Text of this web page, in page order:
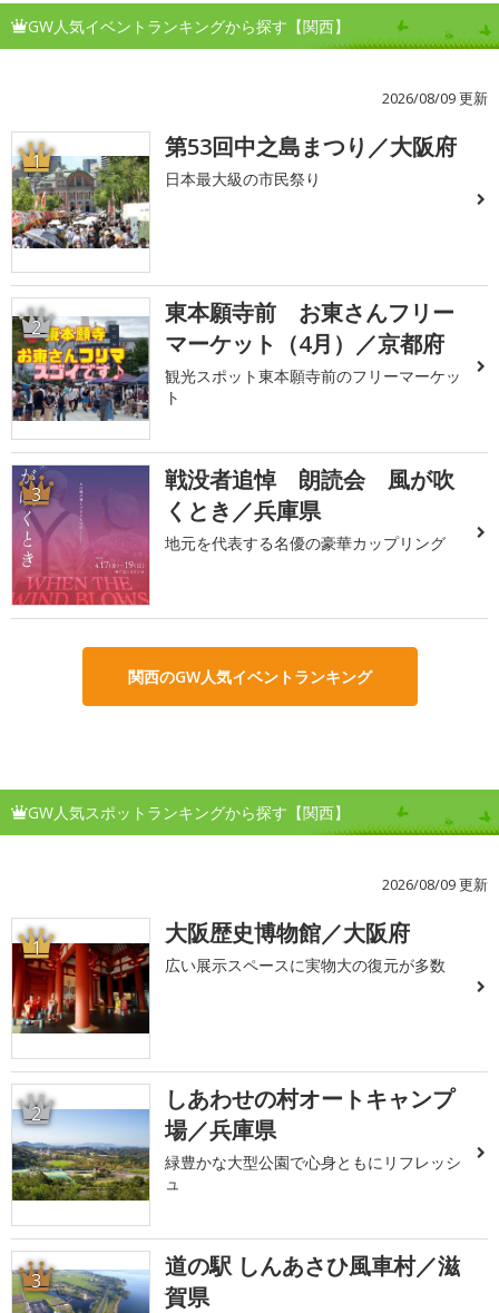
GW人気イベントランキングから探す【関西】
2026/08/09 更新
1 第53回中之島まつり／大阪府
日本最大級の市民祭り
2
東本願寺前 お東さんフリー
マーケット（4月）／京都府
観光スポット東本願寺前のフリーマーケッ
ト
3
戦没者追悼 朗読会 風が吹
くとき／兵庫県
地元を代表する名優の豪華カップリング
関西のGW人気イベントランキング
GW人気スポットランキングから探す【関西】
2026/08/09 更新
1 大阪歴史博物館／大阪府
広い展示スペースに実物大の復元が多数
2
しあわせの村オートキャンプ
場／兵庫県
緑豊かな大型公園で心身ともにリフレッシ
ュ
3
道の駅 しんあさひ風車村／滋
賀県